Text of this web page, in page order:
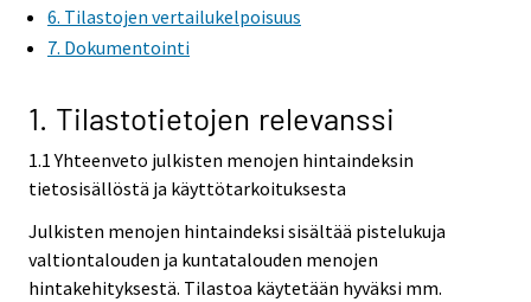
6. Tilastojen vertailukelpoisuus
7. Dokumentointi
1. Tilastotietojen relevanssi
1.1 Yhteenveto julkisten menojen hintaindeksin
tietosisällöstä ja käyttötarkoituksesta
Julkisten menojen hintaindeksi sisältää pistelukuja
valtiontalouden ja kuntatalouden menojen
hintakehityksestä. Tilastoa käytetään hyväksi mm.